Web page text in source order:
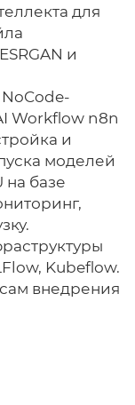
для
и
Workflow n8n
и
моделей
на базе
Kubeflow.
внедрения